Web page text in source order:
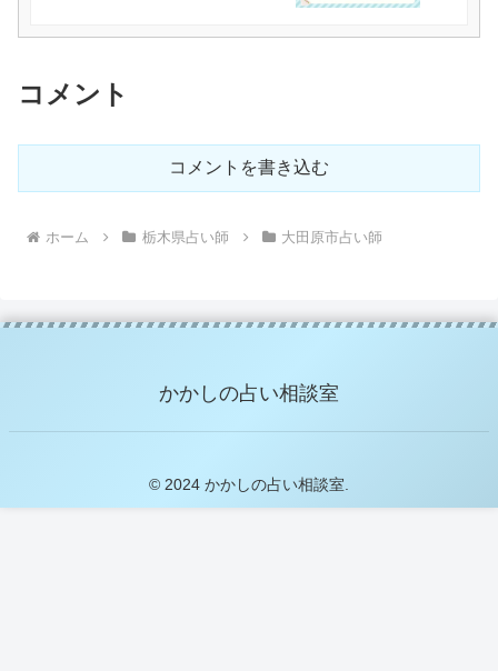
コメント
コメントを書き込む
ホーム 栃木県占い師 大田原市占い師
かかしの占い相談室
© 2024 かかしの占い相談室.